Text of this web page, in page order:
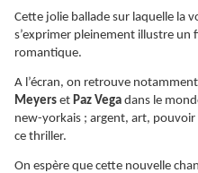
Cette jolie ballade sur laquelle la
s’exprimer pleinement illustre
romantique.
A l’écran, on retrouve notamment
Meyers et Paz Vega dans le
new-yorkais ; argent, art,
ce thriller.
On espère que cette nouvelle